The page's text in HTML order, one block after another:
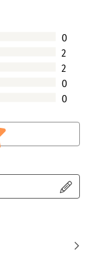
0
2
2
0
0